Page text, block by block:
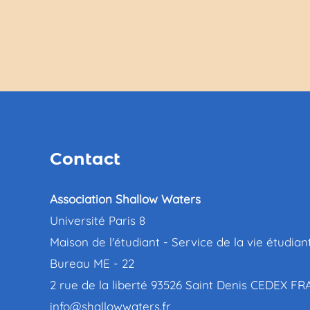
Contact
Association Shallow Waters
Université Paris 8
Maison de l'étudiant - Service de la vie
Bureau ME - 22
2 rue de la liberté 93526 Saint Denis CEDEX
info@shallowwaters.fr